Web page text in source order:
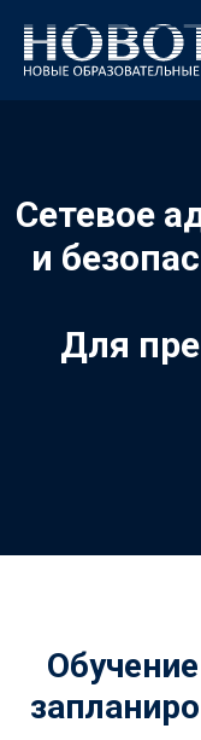
Сетевое
и
Для